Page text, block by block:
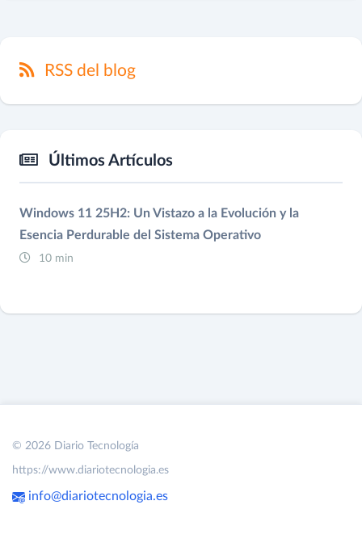
RSS del blog
Últimos Artículos
Windows 11 25H2: Un Vistazo a la Evolución y la
Esencia Perdurable del Sistema Operativo
10 min
© 2026 Diario Tecnología
https://www.diariotecnologia.es
info@diariotecnologia.es